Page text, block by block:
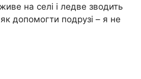
на селі і ледве зводить
як допомогти подрузі – я не